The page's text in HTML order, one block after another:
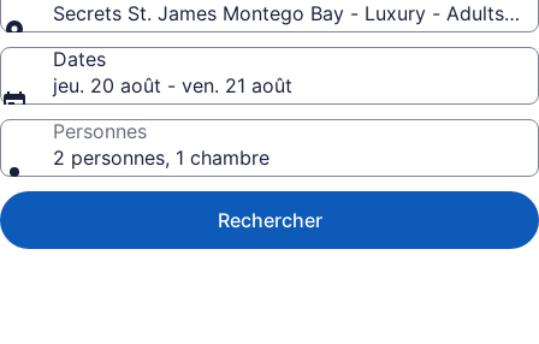
Secrets St. James Montego Bay - Luxury - Adults
Dates
jeu. 20 août - ven. 21 août
Personnes
2 personnes, 1 chambre
Rechercher